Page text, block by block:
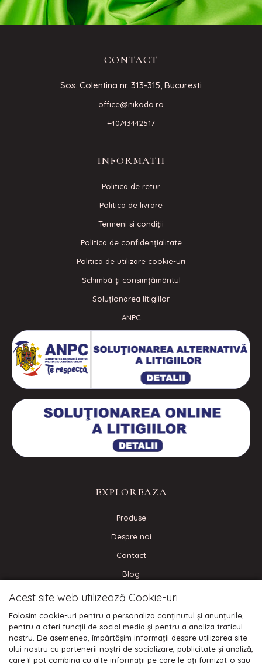
CONTACT
Sos. Colentina nr. 313-315, Bucuresti
office@nikodo.ro
+40743442517
INFORMATII
Politica de retur
Politica de livrare
Termeni si condiţii
Politica de confidenţialitate
Politica de utilizare cookie-uri
Schimbă-ți consimțământul
Soluționarea litigiilor
ANPC
EXPLOREAZA
Produse
Despre noi
Contact
Blog
CONECTEAZA-TE
Acest site web utilizează Cookie-uri
Folosim cookie-uri pentru a personaliza conținutul și anunțurile,
pentru a oferi funcții de social media și pentru a analiza traficul
nostru. De asemenea, împărtășim informații despre utilizarea site-
ului nostru cu partenerii noștri de socializare, publicitate și analiză,
care îl pot combina cu alte informații pe care le-ați furnizat-o sau